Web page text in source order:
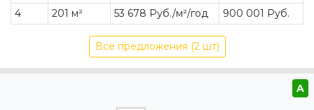
4
201 м² 53 678 Руб./м²/год 900 001 Руб.
Все предложения (2 шт)
A